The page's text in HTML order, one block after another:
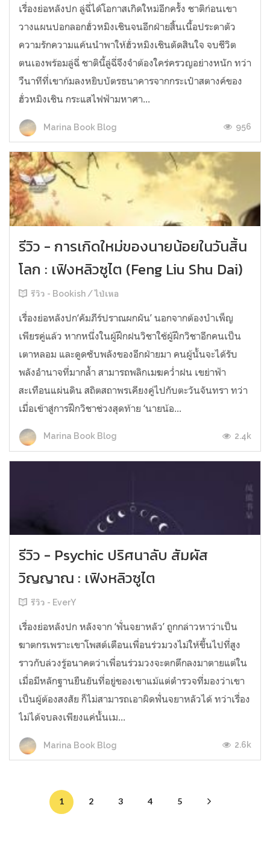
เรื่องย่อหลังปก ลู่ฉี่ได้โอกาสเกิดใหม่อีกครั้ง ชาติก่อนเขา
วางแผนปอกลอกฮั่วหมิงเชินจนอีกฝ่ายสิ้นเนื้อประดาตัว
ความรักความแค้นนำพาให้ฮั่วหมิงเชินตัดสินใจ จบชีวิต
ตนเองพร้อมลู่ฉี่ ชาตินี้ลู่ฉี่จึงจำต้องใคร่ครวญอย่างหนัก ทว่า
วืนาทีที่เขาก้มลงหยิบบัตรธนาคารจากกระเป๋าสตางค์ของ
ฮั่วหมิงเชิน กระแสไฟฟ้ามหาศา...
Marina Book Blog 956
รีวิว - การเกิดใหม่ของนายน้อยในวันสิ้น
โลก : เฟิงหลิวซูไต (Feng Liu Shu Dai)
รีวิว - Bookish / ไป่เหอ
เรื่องย่อหลังปก‘คัมภีร์ปราณผกผัน’ นอกจากต้องบำเพ็ญ
เพียรคู่แล้ว หากหนึ่งในผู้ฝึกฝนวิชาใช้ผู้ฝึกวิชาอีกคนเป็น
เตาหลอม และดูดซับพลังของอีกฝ่ายมา คนผู้นั้นจะได้รับ
พลังอำนาจที่มากล้ำ สามารถพลิกเมฆคว่ำฝน เขย่าฟ้า
สะเทือนแผ่นดิน สถิตสถาพรเคียงคู่ไปกับตะวันจันทรา ทว่า
เมื่อเข้าสู่การฝึกวิชาช่วงสุดท้าย ‘นายน้อ...
Marina Book Blog 2.4k
รีวิว - Psychic ปริศนาลับ สัมผัส
วิญญาณ : เฟิงหลิวซูไต
รีวิว - EverY
เรื่องย่อหลังปก หลังจาก ‘ฟั่นจยาหลัว’ ถูกกล่าวหาว่าเป็น
ฆาตกรเพราะเขาโพสต์เตือนเพื่อนร่วมวงไม่ให้ขึ้นไปที่สูง
ราวกับล่วงรู้อนาคตว่าเพื่อนร่วมวงจะตกตึกลงมาตายแต่ใน
เมื่อมีหลักฐานยืนยันที่อยู่ของเขาแม้แต่ตำรวจที่มองว่าเขา
เป็นผู้ต้องสงสัย ก็ไม่สามารถเอาผิดฟั่นจยาหลัวได้ ทว่าเรื่อง
ไม่ได้จบลงเพียงแค่นั้นเม...
Marina Book Blog 2.6k
1 2 3 4 5